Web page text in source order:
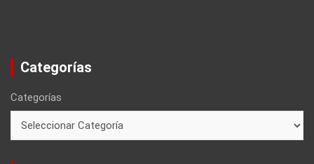
Categorías
Categorías